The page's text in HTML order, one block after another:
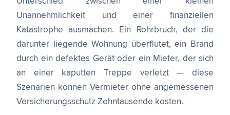
Unannehmlichkeit und einer finanziellen
Katastrophe ausmachen. Ein Rohrbruch, der die
darunter liegende Wohnung überflutet, ein Brand
durch ein defektes Gerät oder ein Mieter, der sich
an einer kaputten Treppe verletzt — diese
Szenarien können Vermieter ohne angemessenen
Versicherungsschutz Zehntausende kosten.